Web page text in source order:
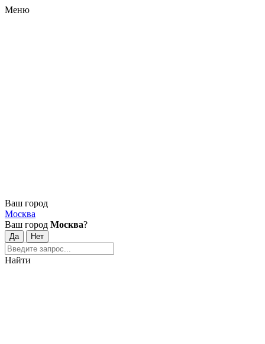
Меню
Ваш город
Москва
Ваш город Москва?
Найти